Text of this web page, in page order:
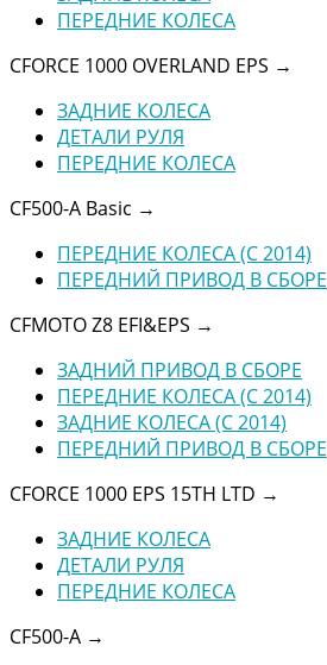
ПЕРЕДНИЕ КОЛЕСА
CFORCE 1000 OVERLAND EPS →
ЗАДНИЕ КОЛЕСА
ДЕТАЛИ РУЛЯ
ПЕРЕДНИЕ КОЛЕСА
CF500-A Basic →
ПЕРЕДНИЕ КОЛЕСА (C 2014)
ПЕРЕДНИЙ ПРИВОД В СБОРЕ
CFMOTO Z8 EFI&EPS →
ЗАДНИЙ ПРИВОД В СБОРЕ
ПЕРЕДНИЕ КОЛЕСА (C 2014)
ЗАДНИЕ КОЛЕСА (C 2014)
ПЕРЕДНИЙ ПРИВОД В СБОРЕ
CFORCE 1000 EPS 15TH LTD →
ЗАДНИЕ КОЛЕСА
ДЕТАЛИ РУЛЯ
ПЕРЕДНИЕ КОЛЕСА
CF500-A →